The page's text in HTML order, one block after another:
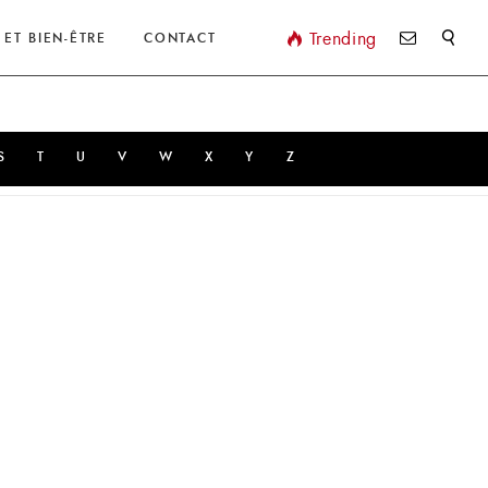
BIEN-ÊTRE CONTACT Trending
T U V W X Y Z